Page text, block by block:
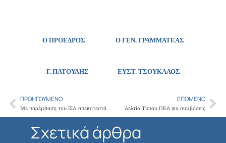
Ο ΠΡΟΕΔΡΟΣ Ο ΓΕΝ. ΓΡΑΜΜΑΤΕΑΣ
Γ. ΠΑΤΟΥΛΗΣ ΕΥΣΤ. ΤΣΟΥΚΑΛΟΣ
Prev
ΠΡΟΗΓΟΎΜΕΝΟ
Με παρέμβαση του ΙΣΑ απεκατεστάθη το πρόβλημα με την νέα εφαρμογή στην ηλεκτρονική συνταγογράφηση
ΕΠΌΜΕΝΟ
Δελτίο Τύπου ΠΕΔ για συμβάσεις
Σχετικά άρθρα